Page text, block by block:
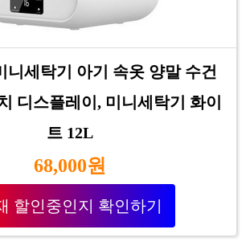
니세탁기 아기 속옷 양말 수건
디스플레이, 미니세탁기 화이
트 12L
68,000원
할인중인지 확인하기